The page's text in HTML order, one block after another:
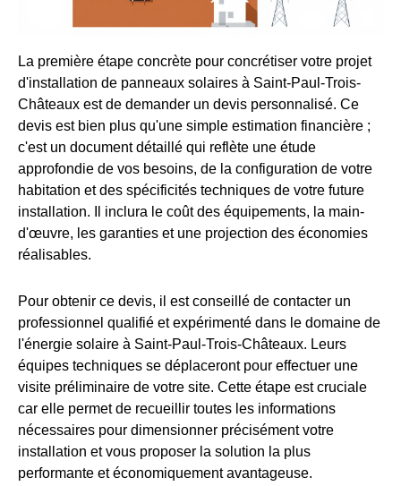
La première étape concrète pour concrétiser votre projet
d'installation de panneaux solaires à Saint-Paul-Trois-
Châteaux est de demander un devis personnalisé. Ce
devis est bien plus qu'une simple estimation financière ;
c'est un document détaillé qui reflète une étude
approfondie de vos besoins, de la configuration de votre
habitation et des spécificités techniques de votre future
installation. Il inclura le coût des équipements, la main-
d'œuvre, les garanties et une projection des économies
réalisables.
Pour obtenir ce devis, il est conseillé de contacter un
professionnel qualifié et expérimenté dans le domaine de
l'énergie solaire à Saint-Paul-Trois-Châteaux. Leurs
équipes techniques se déplaceront pour effectuer une
visite préliminaire de votre site. Cette étape est cruciale
car elle permet de recueillir toutes les informations
nécessaires pour dimensionner précisément votre
installation et vous proposer la solution la plus
performante et économiquement avantageuse.